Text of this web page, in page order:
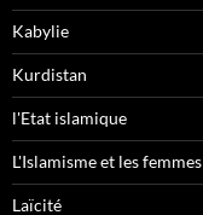
Kabylie
Kurdistan
l'Etat islamique
L'Islamisme et les femmes
Laïcité